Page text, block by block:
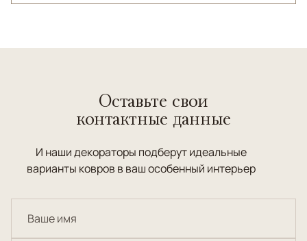
Оставьте свои
контактные данные
И наши декораторы подберут идеальные
варианты ковров в ваш особенный интерьер